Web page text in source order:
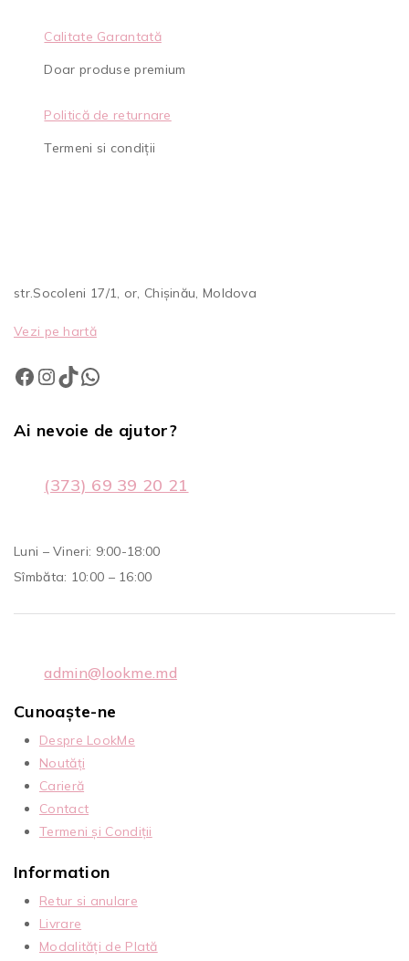
Calitate Garantată
Doar produse premium
Politică de returnare
Termeni si condiții
str.Socoleni 17/1, or, Chișinău, Moldova
Vezi pe hartă
Ai nevoie de ajutor?
(373) 69 39 20 21
Luni – Vineri: 9:00-18:00
Sîmbăta: 10:00 – 16:00
admin@lookme.md
Cunoaște-ne
Despre LookMe
Noutăți
Carieră
Contact
Termeni și Condiții
Information
Retur si anulare
Livrare
Modalități de Plată